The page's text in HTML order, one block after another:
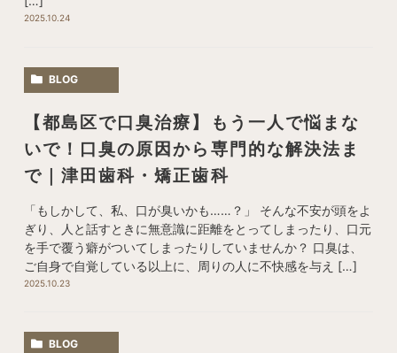
2025.10.24
BLOG
【都島区で口臭治療】もう一人で悩まな
いで！口臭の原因から専門的な解決法ま
で｜津田歯科・矯正歯科
「もしかして、私、口が臭いかも……？」 そんな不安が頭をよ
ぎり、人と話すときに無意識に距離をとってしまったり、口元
を手で覆う癖がついてしまったりしていませんか？ 口臭は、
ご自身で自覚している以上に、周りの人に不快感を与え […]
2025.10.23
BLOG